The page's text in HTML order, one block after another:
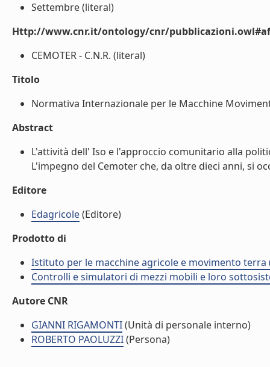
Settembre (literal)
Http://www.cnr.it/ontology/cnr/
CEMOTER - C.N.R. (literal)
Titolo
Normativa Internazionale per le Macchine
Abstract
L'attività dell' Iso e l'approccio comunitario alla
L'impegno del Cemoter che, da oltre dieci anni, si
Editore
Edagricole(Editore)
Prodotto di
Istituto per le macchine agricole e movimento terra
Controlli e simulatori di mezzi mobili e loro
Autore CNR
GIANNI RIGAMONTI(Unità di personale interno)
ROBERTO PAOLUZZI(Persona)